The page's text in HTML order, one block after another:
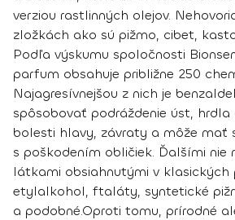
verziou rastlinných olejov.
zložkách ako sú pižmo, cibet,
Podľa výskumu spoločnosti
parfum obsahuje približne 250
Najagresívnejšou z nich je
spôsobovať podráždenie úst,
bolesti hlavy, závraty a môže mať
s poškodením obličiek. Ďalšími nie
látkami obsiahnutými v klasických
etylalkohol, ftaláty, syntetické
a podobné.Oproti tomu, prírodné